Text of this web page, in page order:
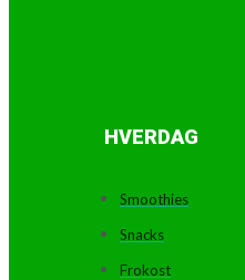
HVERDAG
Smoothies
Snacks
Frokost